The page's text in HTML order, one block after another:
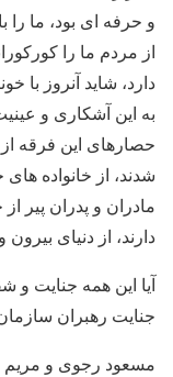
از مردم ما را
دارد، شاید آنروز با
به این آشکاری و
حصارهای این فرقه
شدند، از خانواده
مادران و پدران پیر
دارند، از دنیای بیرون
آیا این همه جنایت و
جنایت رهبران
مسعود رجوی و مریم